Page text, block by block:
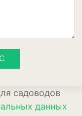
садоводов
данных